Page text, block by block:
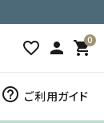
favorite_border person 0
shopping_cart
help_outline ご利用ガイド